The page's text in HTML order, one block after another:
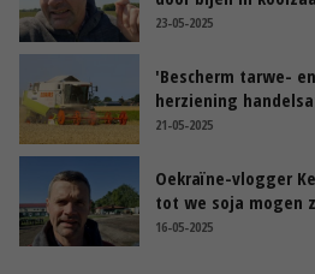
23-05-2025
'Bescherm tarwe-
herziening
21-05-2025
Oekraïne-vlogger
tot we soja mogen
16-05-2025